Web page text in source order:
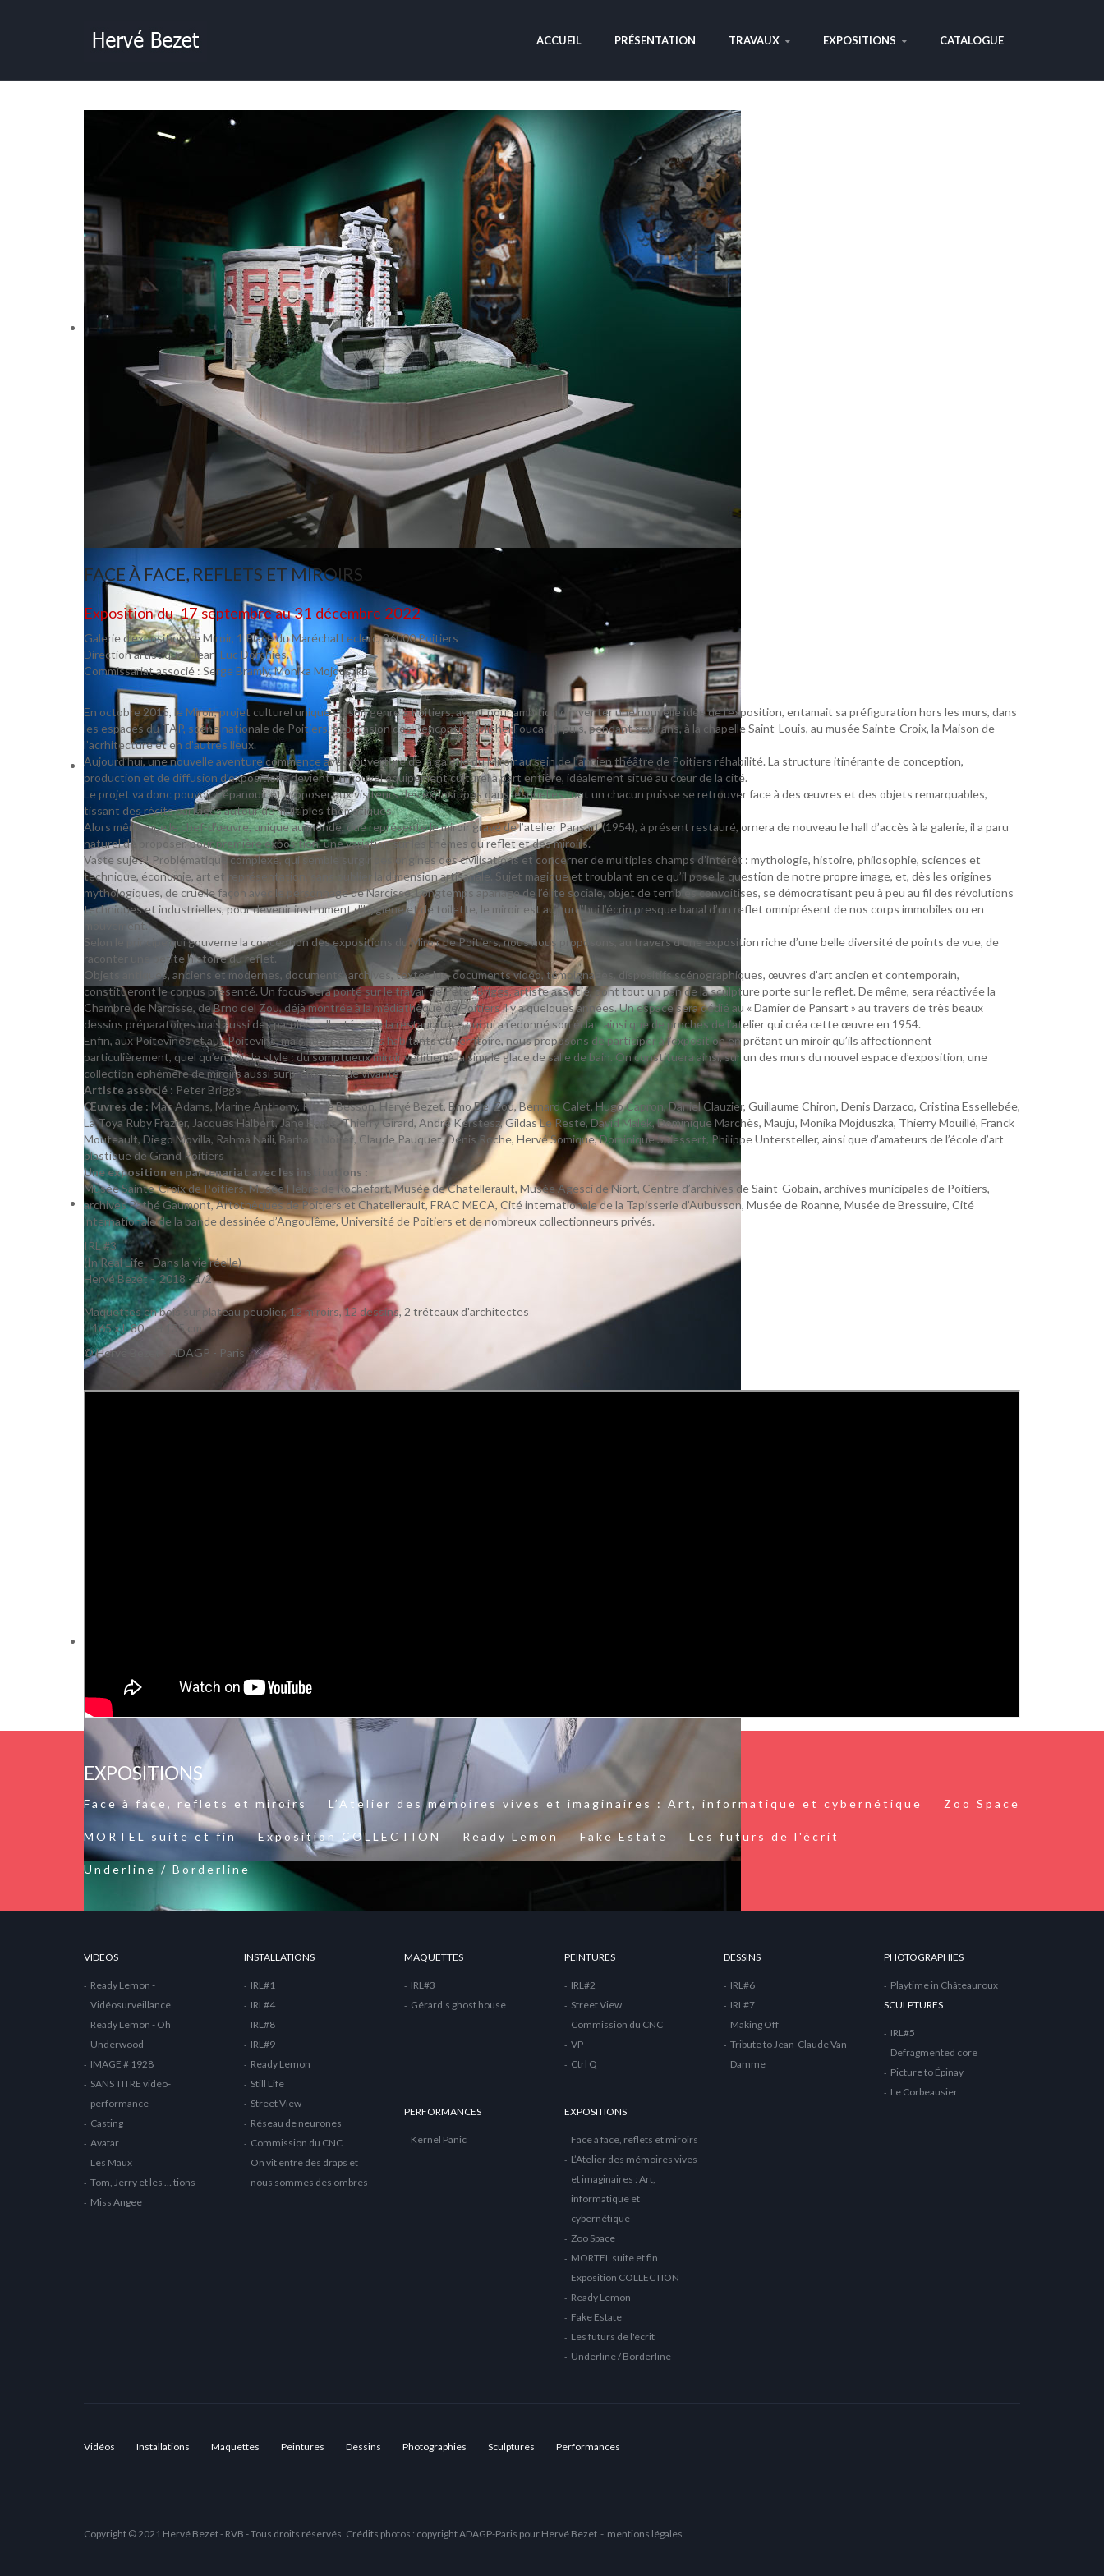
ACCUEIL PRÉSENTATION TRAVAUX EXPOSITIONS CATALOGUE
FACE À FACE, REFLETS ET MIROIRS
Exposition du 17 septembre au 31 décembre 2022
Galerie d’exposition Le Miroir, 1 Place du Maréchal Leclerc, 86000 Poitiers
Direction artistique : Jean-Luc Dorchies.
Commissariat associé : Serge Bramly, Monika Mojduszka.
En octobre 2015, le Miroir, projet culturel unique en son genre à Poitiers, ayant pour ambition d’inventer une nouvelle idée de l’exposition, entamait sa préfiguration hors les murs, dans
les espaces du TAP, scène nationale de Poitiers, à l’occasion des Rencontres Michel Foucault, puis, pendant sept ans, à la chapelle Saint-Louis, au musée Sainte-Croix, la Maison de
l’acrhitecture et en d’autres lieux.
Aujourd’hui, une nouvelle aventure commence avec l’ouverture de la galerie du Miroir au sein de l’ancien théâtre de Poitiers réhabilité. La structure itinérante de conception,
production et de diffusion d’expositions devient un nouvel équipement culturel à part entière, idéalement situé au cœur de la cité.
Le projet va donc pouvoir s’épanouir et proposer aux visiteurs des expositions dans lesquelles tout un chacun puisse se retrouver face à des œuvres et des objets remarquables,
tissant des récits partagés autour de multiples thématiques.
Alors même que le chef-d’œuvre, unique au monde, que représente le miroir gravé de l’atelier Pansart (1954), à présent restauré, ornera de nouveau le hall d’accès à la galerie, il a paru
naturel de proposer, pour première exposition, une variation sur les thèmes du reflet et des miroirs.
Vaste sujet ! Problématique complexe, qui semble surgir des origines des civilisations et concerner de multiples champs d’intérêt : mythologie, histoire, philosophie, sciences et
technique, économie, art et représentation, sans oublier la dimension artisanale. Sujet magique et troublant en ce qu’il pose la question de notre propre image, et, dès les origines
mythologiques, de cruelle façon avec le personnage de Narcisse. Longtemps apanage de l’élite sociale, objet de terribles convoitises, se démocratisant peu à peu au fil des révolutions
techniques et industrielles, pour devenir instrument d’hygiène et de toilette, le miroir est aujourd’hui l’écrin presque banal d’un reflet omniprésent de nos corps immobiles ou en
mouvement.
Selon le principe qui gouverne la conception des expositions du Miroir de Poitiers, nous nous proposons, au travers d’une exposition riche d’une belle diversité de points de vue, de
raconter une petite histoire du reflet.
Objets antiques, anciens et modernes, documents, archives, textes lus, documents vidéo, témoignages, dispositifs scénographiques, œuvres d’art ancien et contemporain,
constitueront le corpus présenté. Un focus sera porté sur le travail de Peter Briggs, artiste associé, dont tout un pan de la sculpture porte sur le reflet. De même, sera réactivée la
Chambre de Narcisse, de Brno del Zou, déjà montrée à la médiathèque de Poitiers il y a quelques années. Un espace sera dédié au « Damier de Pansart » au travers de très beaux
dessins préparatoires mais aussi des paroles collectées de la restauratrice qui lui a redonné son éclat, ainsi que de proches de l’atelier qui créa cette œuvre en 1954.
Enfin, aux Poitevines et aux Poitevins, mais aussi à tous les habitants du territoire, nous proposons de participer à l’exposition en prêtant un miroir qu’ils affectionnent
particulièrement, quel qu’en soit le style : du somptueux miroir vénitien à la simple glace de salle de bain. On constituera ainsi, sur un des murs du nouvel espace d’exposition, une
collection éphémère de miroirs aussi surprenante que vivante.
Artiste associé : Peter Briggs
Œuvres de : Mac Adams, Marine Anthony, Pierre Besson, Hervé Bezet, Bmo Del Zou, Bernard Calet, Hugo Capron, Daniel Clauzier, Guillaume Chiron, Denis Darzacq, Cristina Essellebée,
La Toya Ruby Frazier, Jacques Halbert, Jane Harris, Thierry Girard, André Kerstesz, Gildas Le Reste, David Malek, Dominique Marchès, Mauju, Monika Mojduszka, Thierry Mouillé, Franck
Mouteault, Diego Movilla, Rahma Naili, Barbara Noiret, Claude Pauquet, Denis Roche, Hervé Somique, Dominique Spiessert, Philippe Untersteller, ainsi que d’amateurs de l’école d’art
plastique de Grand Poitiers
Une exposition en partenariat avec les institutions :
Musée Sainte-Croix de Poitiers, Musée Hebre de Rochefort, Musée de Chatellerault, Musée Agesci de Niort, Centre d’archives de Saint-Gobain, archives municipales de Poitiers,
archives Pathé Gaumont, Artothèques de Poitiers et Chatellerault, FRAC MECA, Cité internationale de la Tapisserie d’Aubusson, Musée de Roanne, Musée de Bressuire, Cité
internationale de la bande dessinée d’Angoulême, Université de Poitiers et de nombreux collectionneurs privés.
IRL #3
(In Real Life - Dans la vie réelle)
Hervé Bezet - 2018 - 1/2
Maquettes en bois sur plateau peuplier, 12 miroirs, 12 dessins, 2 tréteaux d'architectes
L 165 x L 80 x H 135 cm
© Hervé Bezet - ADAGP - Paris
EXPOSITIONS
Face à face, reflets et miroirs L’Atelier des mémoires vives et imaginaires : Art, informatique et cybernétique Zoo Space
MORTEL suite et fin Exposition COLLECTION Ready Lemon Fake Estate Les futurs de l'écrit
Underline / Borderline
VIDEOS
Ready Lemon -
Vidéosurveillance
Ready Lemon - Oh
Underwood
IMAGE # 1928
SANS TITRE vidéo-
performance
Casting
Avatar
Les Maux
Tom, Jerry et les … tions
Miss Angee
INSTALLATIONS
IRL#1
IRL#4
IRL#8
IRL#9
Ready Lemon
Still Life
Street View
Réseau de neurones
Commission du CNC
On vit entre des draps et
nous sommes des ombres
MAQUETTES
IRL#3
Gérard’s ghost house
PEINTURES
IRL#2
Street View
Commission du CNC
VP
Ctrl Q
DESSINS
IRL#6
IRL#7
Making Off
Tribute to Jean-Claude Van
Damme
PHOTOGRAPHIES
Playtime in Châteauroux
SCULPTURES
IRL#5
Defragmented core
Picture to Épinay
Le Corbeausier
PERFORMANCES
Kernel Panic
EXPOSITIONS
Face à face, reflets et miroirs
L’Atelier des mémoires vives
et imaginaires : Art,
informatique et
cybernétique
Zoo Space
MORTEL suite et fin
Exposition COLLECTION
Ready Lemon
Fake Estate
Les futurs de l'écrit
Underline / Borderline
Vidéos Installations Maquettes Peintures Dessins Photographies Sculptures Performances
Copyright © 2021 Hervé Bezet - RVB - Tous droits réservés. Crédits photos : copyright ADAGP-Paris pour Hervé Bezet - mentions légales